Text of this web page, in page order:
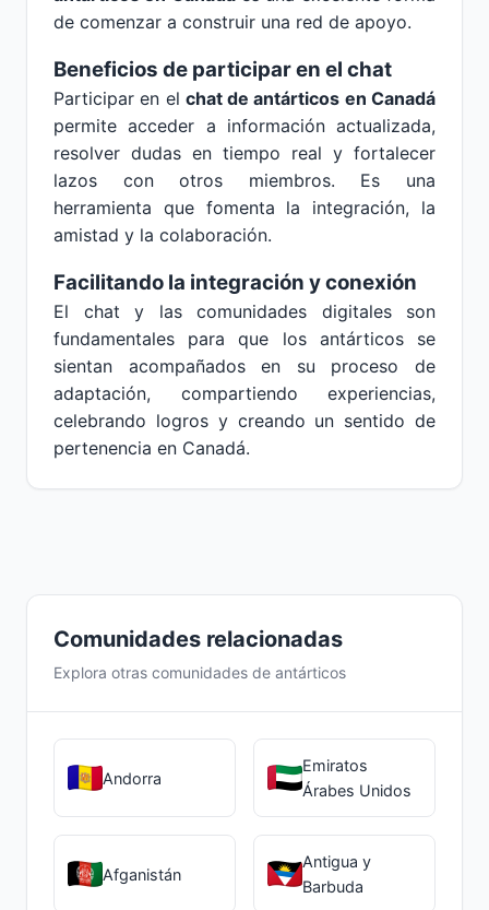
de comenzar a construir una red de apoyo.
Beneficios de participar en el chat
Participar en el chat de antárticos en Canadá
permite acceder a información actualizada,
resolver dudas en tiempo real y fortalecer
lazos con otros miembros. Es una
herramienta que fomenta la integración, la
amistad y la colaboración.
Facilitando la integración y conexión
El chat y las comunidades digitales son
fundamentales para que los antárticos se
sientan acompañados en su proceso de
adaptación, compartiendo experiencias,
celebrando logros y creando un sentido de
pertenencia en Canadá.
Comunidades relacionadas
Explora otras comunidades de antárticos
Andorra
Emiratos
Árabes Unidos
Afganistán
Antigua y
Barbuda